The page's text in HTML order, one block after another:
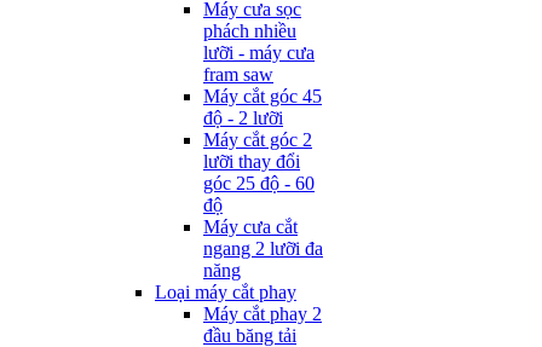
Máy cưa sọc
phách nhiều
lưỡi - máy cưa
fram saw
Máy cắt góc 45
độ - 2 lưỡi
Máy cắt góc 2
lưỡi thay đổi
góc 25 độ - 60
độ
Máy cưa cắt
ngang 2 lưỡi đa
năng
Loại máy cắt phay
Máy cắt phay 2
đầu băng tải